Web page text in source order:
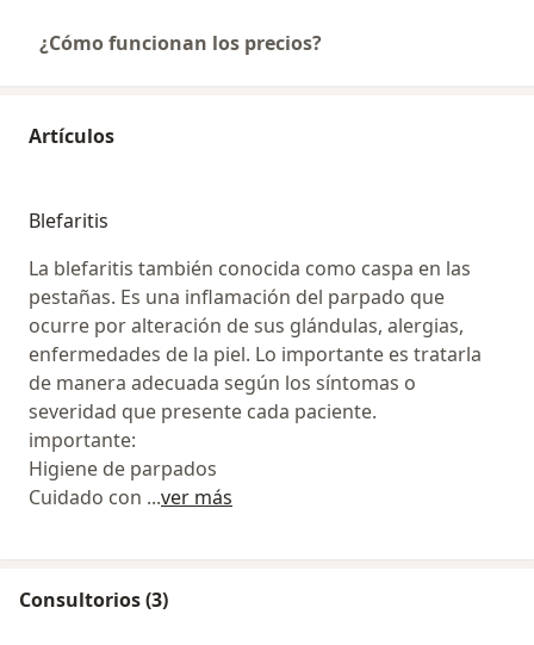
¿Cómo funcionan los precios?
Artículos
Blefaritis
La blefaritis también conocida como caspa en las
pestañas. Es una inflamación del parpado que
ocurre por alteración de sus glándulas, alergias,
enfermedades de la piel. Lo importante es tratarla
de manera adecuada según los síntomas o
severidad que presente cada paciente.
importante:
Higiene de parpados
Cuidado con ...ver más
Consultorios (3)